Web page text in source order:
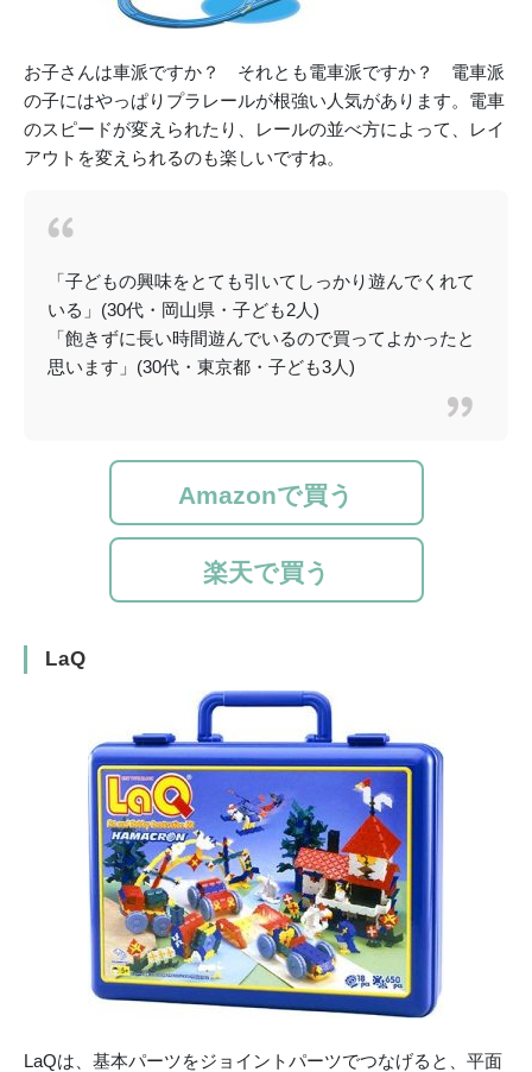
お子さんは車派ですか？ それとも電車派ですか？ 電車派
の子にはやっぱりプラレールが根強い人気があります。電車
のスピードが変えられたり、レールの並べ方によって、レイ
アウトを変えられるのも楽しいですね。
「子どもの興味をとても引いてしっかり遊んでくれて
いる」(30代・岡山県・子ども2人)
「飽きずに長い時間遊んでいるので買ってよかったと
思います」(30代・東京都・子ども3人)
Amazonで買う
楽天で買う
LaQ
LaQは、基本パーツをジョイントパーツでつなげると、平面